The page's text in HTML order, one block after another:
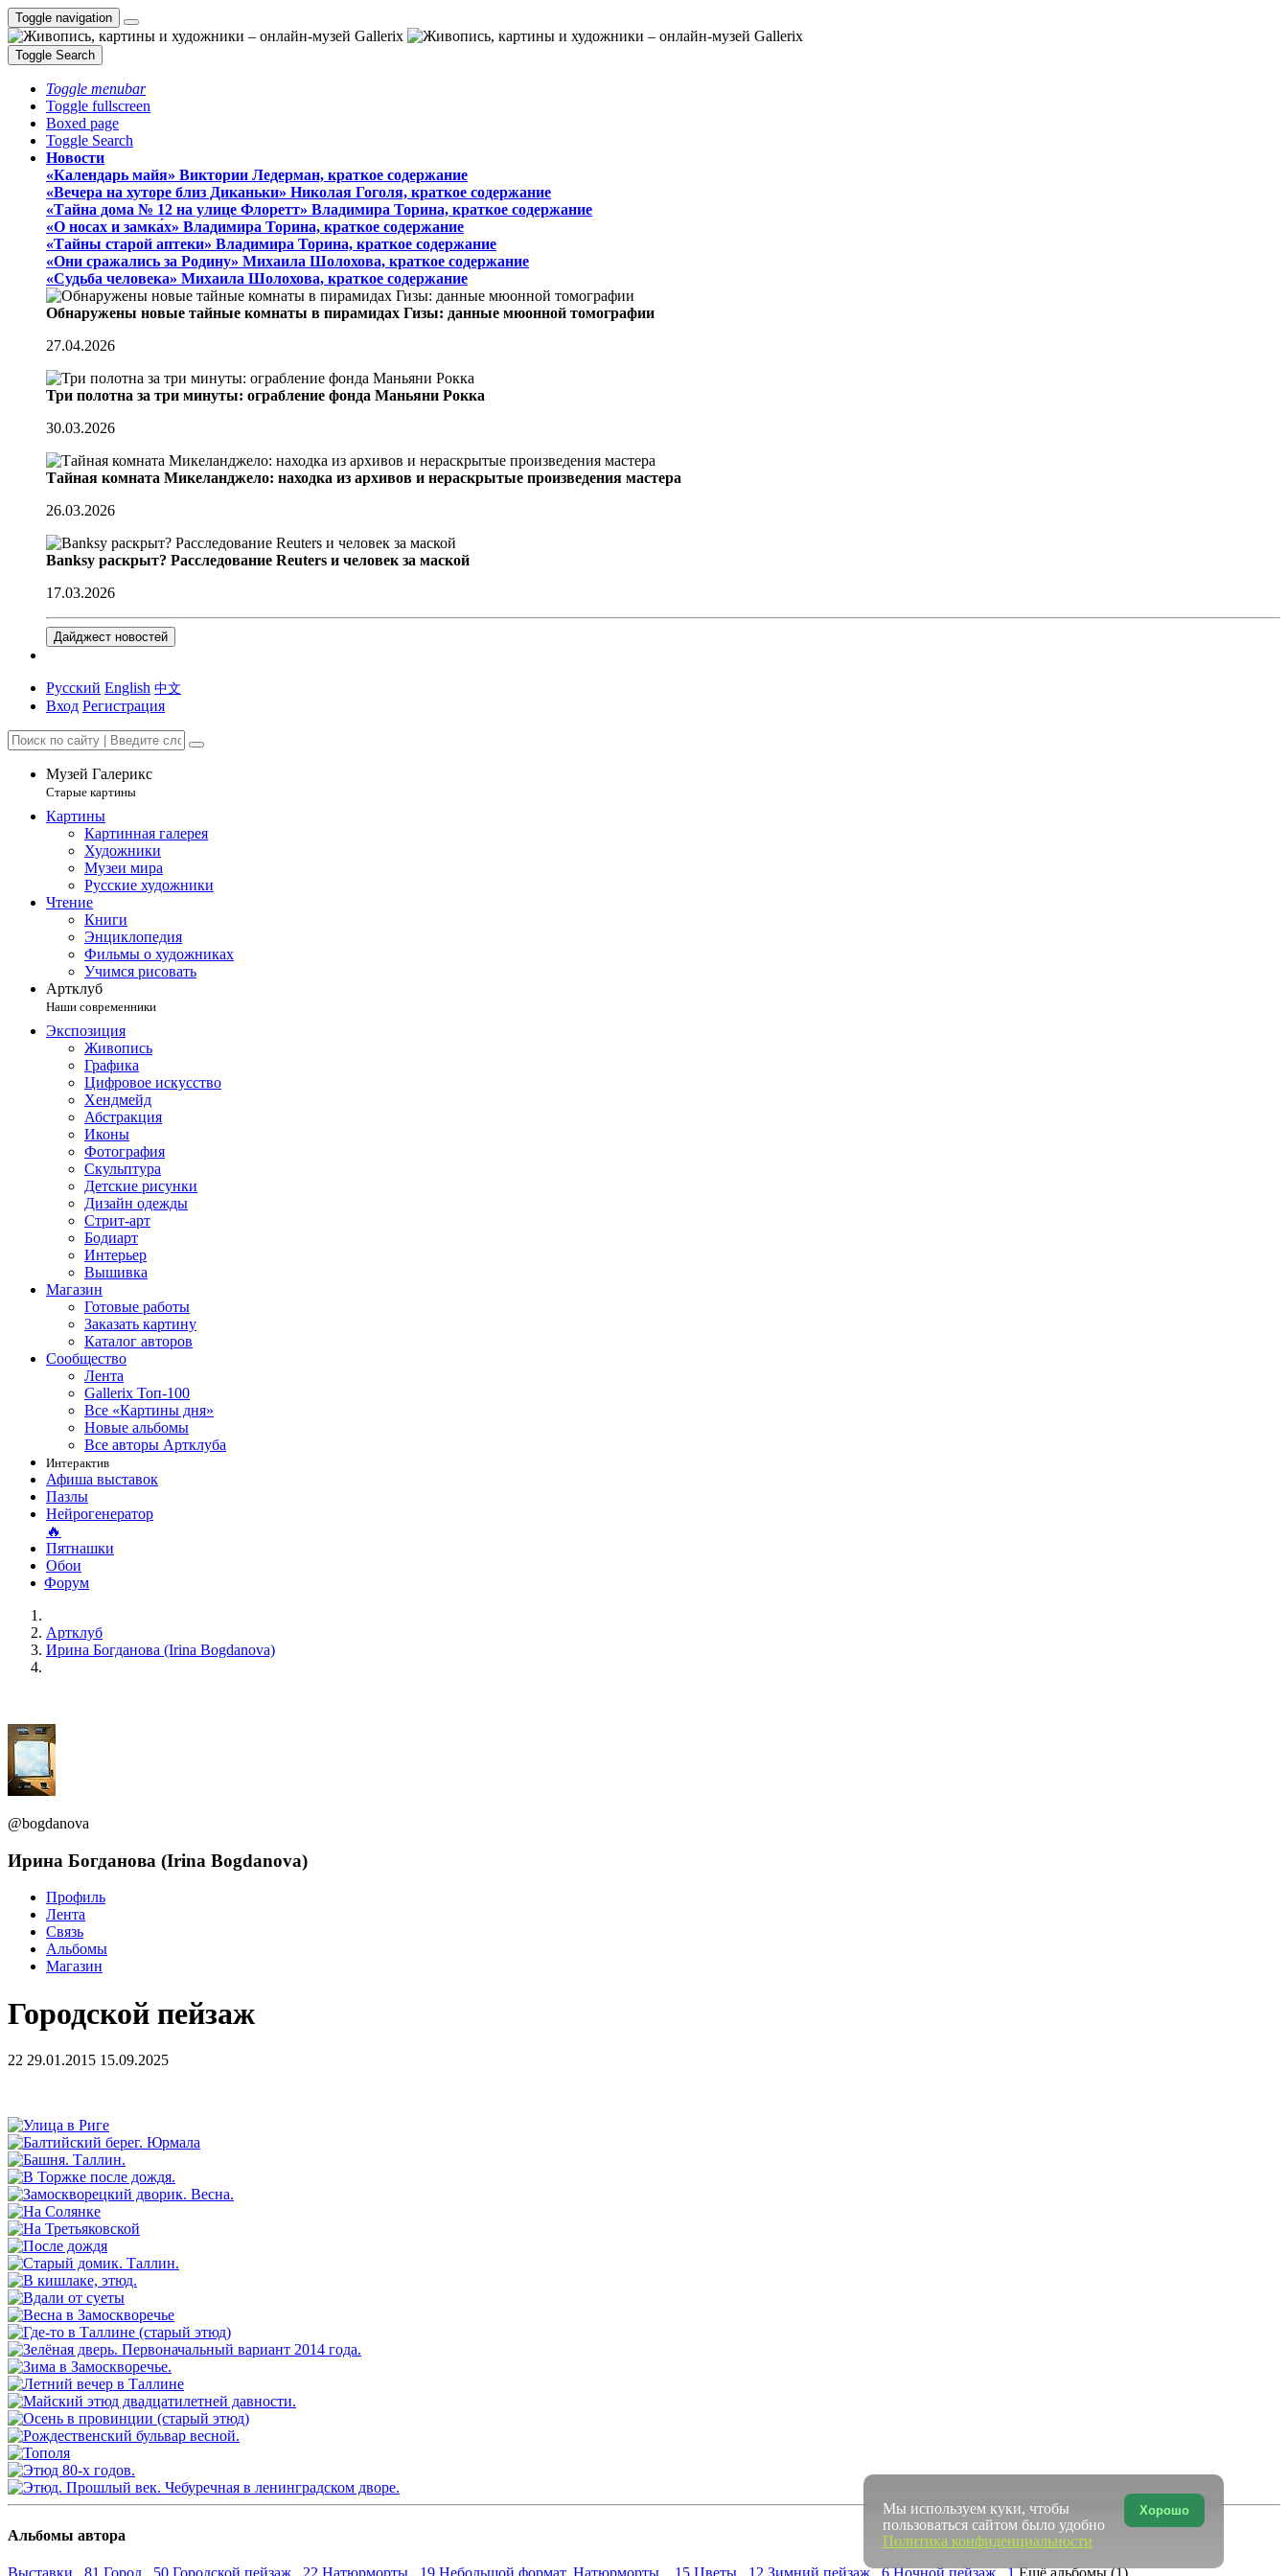
Toggle navigation
Toggle Search
Toggle menubar
Toggle fullscreen
Boxed page
Toggle Search
Новости
«Календарь майя» Виктории Ледерман, краткое содержание
«Вечера на хуторе близ Диканьки» Николая Гоголя, краткое содержание
«Тайна дома № 12 на улице Флоретт» Владимира Торина, краткое содержание
«О носах и замка́х» Владимира Торина, краткое содержание
«Тайны старой аптеки» Владимира Торина, краткое содержание
«Они сражались за Родину» Михаила Шолохова, краткое содержание
«Судьба человека» Михаила Шолохова, краткое содержание
Обнаружены новые тайные комнаты в пирамидах Гизы: данные мюонной томографии
27.04.2026
Три полотна за три минуты: ограбление фонда Маньяни Рокка
30.03.2026
Тайная комната Микеланджело: находка из архивов и нераскрытые произведения мастера
26.03.2026
Banksy раскрыт? Расследование Reuters и человек за маской
17.03.2026
Дайджест новостей
Русский English 中文
Вход Регистрация
Музей Галерикс
Старые картины
Картины
Картинная галерея
Художники
Музеи мира
Русские художники
Чтение
Книги
Энциклопедия
Фильмы о художниках
Учимся рисовать
Артклуб
Наши современники
Экспозиция
Живопись
Графика
Цифровое искусство
Хендмейд
Абстракция
Иконы
Фотография
Скульптура
Детские рисунки
Дизайн одежды
Стрит-арт
Бодиарт
Интерьер
Вышивка
Магазин
Готовые работы
Заказать картину
Каталог авторов
Сообщество
Лента
Gallerix Топ-100
Все «Картины дня»
Новые альбомы
Все авторы Артклуба
Интерактив
Афиша выставок
Пазлы
Нейрогенератор
🔥
Пятнашки
Обои
Форум
Артклуб
Ирина Богданова (Irina Bogdanova)
@bogdanova
Ирина Богданова (Irina Bogdanova)
Профиль
Лента
Связь
Альбомы
Магазин
Городской пейзаж
22 29.01.2015 15.09.2025
Альбомы автора
Выставки 81 Город 50 Городской пейзаж 22 Натюрморты 19 Небольшой формат. Натюрморты. 15 Цветы 12 Зимний пейзаж 6Ночной пейзаж 1Ещё альбомы (1)
Хорошо
Мы используем куки, чтобы
пользоваться сайтом было удобно
Политика конфиденциальности